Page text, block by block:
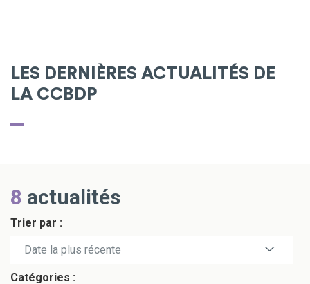
LES DERNIÈRES ACTUALITÉS DE
LA CCBDP
8 actualités
Trier par :
Date la plus récente
Date la plus ancienne
Catégories :